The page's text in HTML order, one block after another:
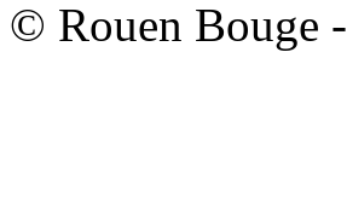
© Rouen Bouge -